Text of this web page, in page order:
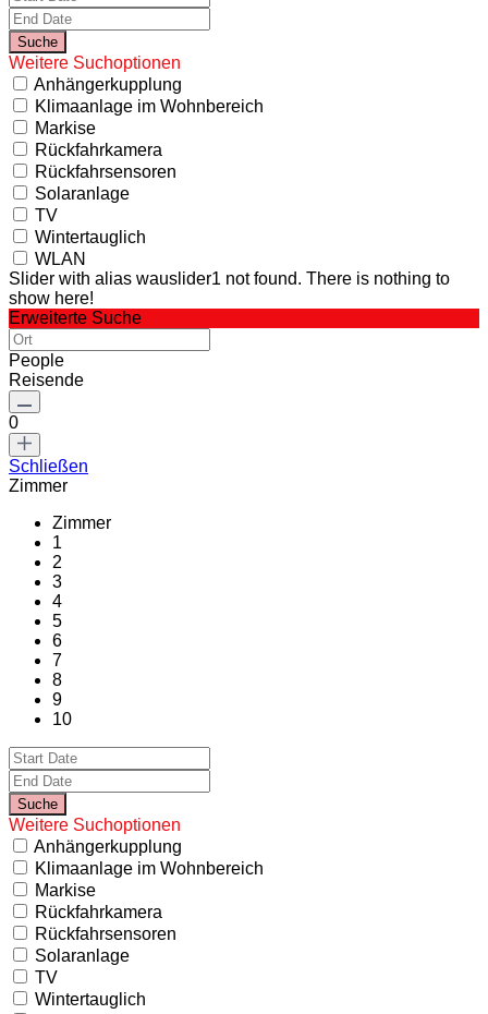
Weitere Suchoptionen
Anhängerkupplung
Klimaanlage im Wohnbereich
Markise
Rückfahrkamera
Rückfahrsensoren
Solaranlage
TV
Wintertauglich
WLAN
Slider with alias wauslider1 not found. There is nothing to
show here!
Erweiterte Suche
People
Reisende
0
Schließen
Zimmer
Zimmer
1
2
3
4
5
6
7
8
9
10
Weitere Suchoptionen
Anhängerkupplung
Klimaanlage im Wohnbereich
Markise
Rückfahrkamera
Rückfahrsensoren
Solaranlage
TV
Wintertauglich